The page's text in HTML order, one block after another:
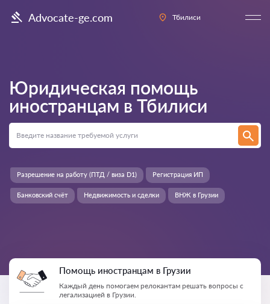
Advocate-ge.com Тбилиси
Юридическая помощь
иностранцам в Тбилиси
ВНЖ в Грузии
Разрешение на работу (ПТД / виза D1) Регистрация ИП
Банковский счёт Недвижимость и сделки
Помощь иностранцам в Грузии
Каждый день помогаем релокантам решать вопросы с
легализацией в Грузии.